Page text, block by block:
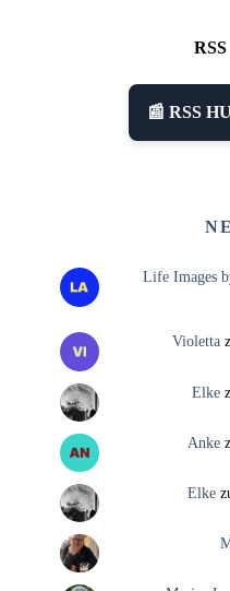
📰 RSS
Life Images
Violetta
Elke
Anke
Elke